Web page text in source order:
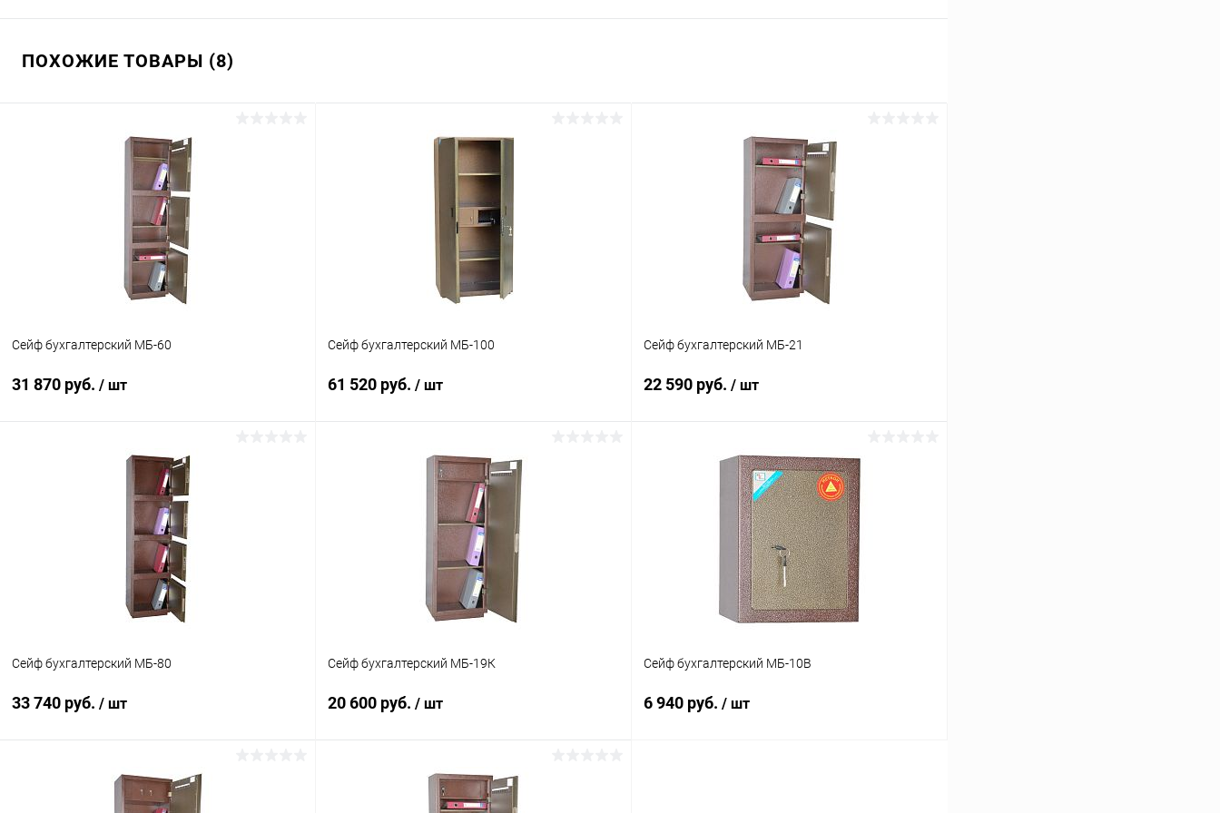
ПОХОЖИЕ ТОВАРЫ (8)
Сейф бухгалтерский МБ-60
31 870 руб. / шт
В корзину
Сейф бухгалтерский МБ-100
61 520 руб. / шт
В корзину
Сравнение
Под заказ
Сейф бухгалтерский МБ-21
22 590 руб. / шт
В корзину
Купить в 1 клик Сравнение
Под заказ
Сейф бухгалтерский МБ-80
33 740 руб. / шт
В корзину
Сейф бухгалтерский МБ-19К
20 600 руб. / шт
В корзину
Сейф бухгалтерский МБ-10В
6 940 руб. / шт